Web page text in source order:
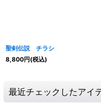
聖剣伝説 チラシ
8,800円(税込)
最近チェックしたアイ